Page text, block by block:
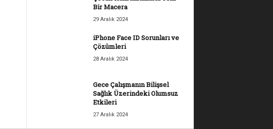
Bir Macera
29 Aralık 2024
iPhone Face ID Sorunları ve
Çözümleri
28 Aralık 2024
Gece Çalışmanın Bilişsel
Sağlık Üzerindeki Olumsuz
Etkileri
27 Aralık 2024